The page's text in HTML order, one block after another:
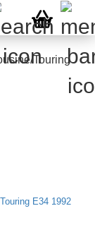
Touring